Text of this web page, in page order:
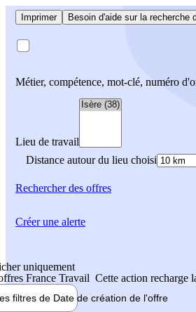
Imprimer Besoin d'aide sur la recherche
Métier, compétence, mot-clé, numéro
Lieu de travail
Distance autour du lieu choisi
Rechercherdes offres
uniquement
France Travail Cette action recharge
filtres de Date de création de l'offre
Créer une alerte